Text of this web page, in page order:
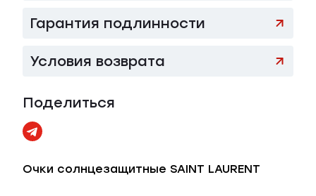
Гарантия подлинности
Условия возврата
Поделиться
Очки солнцезащитные SAINT LAURENT